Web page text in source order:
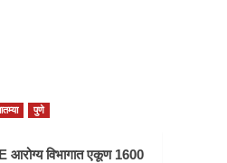
पुणे
आरोग्य विभागात एकूण 1600